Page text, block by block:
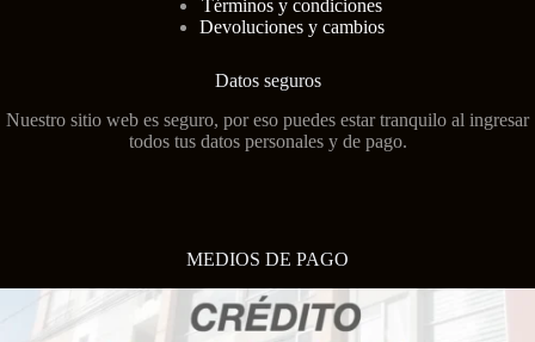
Términos y condiciones
Devoluciones y cambios
Datos seguros
Nuestro sitio web es seguro, por eso puedes estar tranquilo al ingresar
todos tus datos personales y de pago.
MEDIOS DE PAGO